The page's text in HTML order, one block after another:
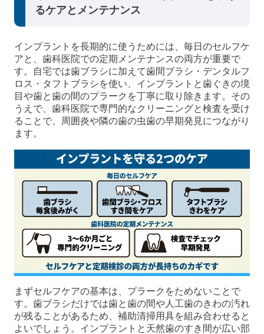
るケアとメンテナンス
インプラントを長期的に使うためには、毎日のセルフケ
アと、歯科医院での定期メンテナンスの両方が重要で
す。自宅では歯ブラシに加えて歯間ブラシ・デンタルフ
ロス・タフトブラシを使い、インプラントと歯ぐきの境
目や歯と歯の間のプラークを丁寧に取り除きます。その
うえで、歯科医院で専門的なクリーニングと検査を受け
ることで、周囲炎や隣の歯の虫歯の早期発見につながり
ます。
まずセルフケアの基本は、プラークをためないことで
す。歯ブラシだけでは歯と歯の間や人工歯のきわの汚れ
が残ることがあるため、補助清掃用具を組み合わせると
よいでしょう。インプラントと天然歯のすき間が広い部